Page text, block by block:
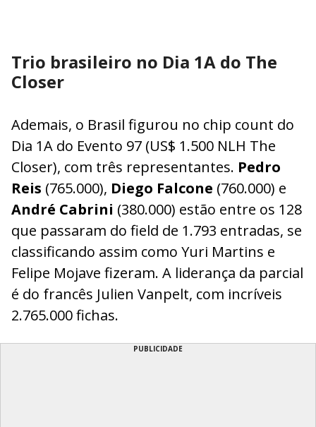
Trio brasileiro no Dia 1A do The
Closer
Ademais, o Brasil figurou no chip count do
Dia 1A do Evento 97 (US$ 1.500 NLH The
Closer), com três representantes. Pedro
Reis (765.000), Diego Falcone (760.000) e
André Cabrini (380.000) estão entre os 128
que passaram do field de 1.793 entradas, se
classificando assim como Yuri Martins e
Felipe Mojave fizeram. A liderança da parcial
é do francês Julien Vanpelt, com incríveis
2.765.000 fichas.
PUBLICIDADE